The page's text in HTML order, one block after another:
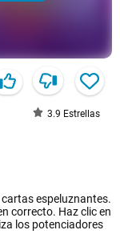
3.9 Estrellas
espeluznantes.
correcto. Haz clic en
los potenciadores